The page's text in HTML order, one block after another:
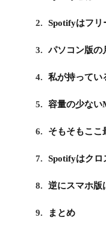
2. Spotifyはフリ
3. パソコン版の
4. 私が持ってい
5. 容量の少ない
6. そもそもここ
7. Spotifyはクロ
8. 逆にスマホ版
9. まとめ